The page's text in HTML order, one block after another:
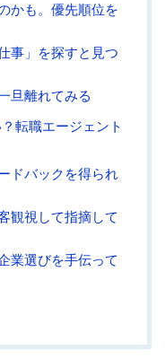
かも。優先順位を
事」を探すと見つ
旦離れてみる
転職エージェント
ドバックを得られ
観視して指摘して
業選びを手伝って